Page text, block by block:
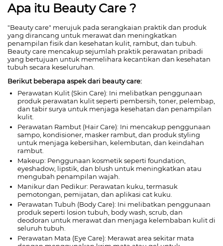
Apa itu Beauty Care ?
"Beauty care" merujuk pada serangkaian praktik dan produk
yang dirancang untuk merawat dan meningkatkan
penampilan fisik dan kesehatan kulit, rambut, dan tubuh.
Beauty care mencakup sejumlah praktik perawatan pribadi
yang bertujuan untuk memelihara kecantikan dan kesehatan
tubuh secara keseluruhan.
Berikut beberapa aspek dari beauty care:
Perawatan Kulit (Skin Care): Ini melibatkan penggunaan
produk perawatan kulit seperti pembersih, toner, pelembap,
dan tabir surya untuk menjaga kesehatan dan penampilan
kulit.
Perawatan Rambut (Hair Care): Ini mencakup penggunaan
sampo, kondisioner, masker rambut, dan produk styling
untuk menjaga kebersihan, kelembutan, dan keindahan
rambut.
Makeup: Penggunaan kosmetik seperti foundation,
eyeshadow, lipstik, dan blush untuk meningkatkan atau
mengubah penampilan wajah.
Manikur dan Pedikur: Perawatan kuku, termasuk
pemotongan, pemijatan, dan aplikasi cat kuku.
Perawatan Tubuh (Body Care): Ini melibatkan penggunaan
produk seperti losion tubuh, body wash, scrub, dan
deodoran untuk merawat dan menjaga kelembaban kulit di
seluruh tubuh.
Perawatan Mata (Eye Care): Merawat area sekitar mata